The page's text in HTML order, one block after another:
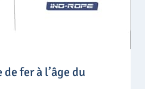
de fer à l’âge du